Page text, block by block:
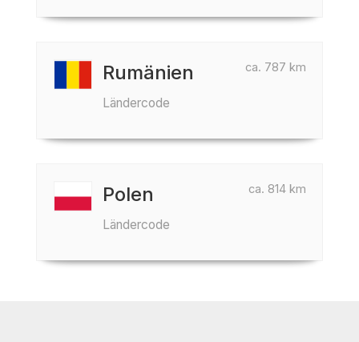
ca. 787 km
Rumänien
Ländercode
ca. 814 km
Polen
Ländercode